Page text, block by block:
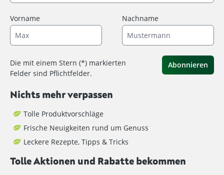
Vorname Nachname
Die mit einem Stern (*) markierten
Felder sind Pflichtfelder.
Abonnieren
Nichts mehr verpassen
Tolle Produktvorschläge
Frische Neuigkeiten rund um Genuss
Leckere Rezepte, Tipps & Tricks
Tolle Aktionen und Rabatte bekommen